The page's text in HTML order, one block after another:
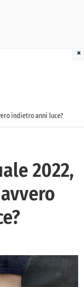
indietro anni luce?
2022,
×